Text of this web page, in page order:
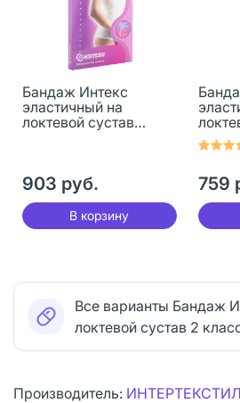
Бандаж Интекс
эластичный на
локтевой сустав
903 руб.
В корзину
759
Все варианты Бандаж
локтевой сустав 2
Производитель: